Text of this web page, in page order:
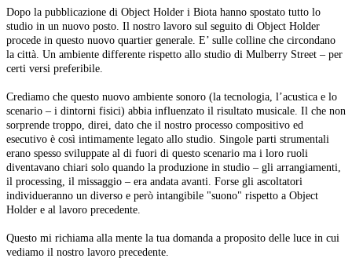
Dopo la pubblicazione di Object Holder i Biota hanno spostato tutto lo
studio in un nuovo posto. Il nostro lavoro sul seguito di Object Holder
procede in questo nuovo quartier generale. E’ sulle colline che circondano
la città. Un ambiente differente rispetto allo studio di Mulberry Street – per
certi versi preferibile.
Crediamo che questo nuovo ambiente sonoro (la tecnologia, l’acustica e lo
scenario – i dintorni fisici) abbia influenzato il risultato musicale. Il che non
sorprende troppo, direi, dato che il nostro processo compositivo ed
esecutivo è così intimamente legato allo studio. Singole parti strumentali
erano spesso sviluppate al di fuori di questo scenario ma i loro ruoli
diventavano chiari solo quando la produzione in studio – gli arrangiamenti,
il processing, il missaggio – era andata avanti. Forse gli ascoltatori
individueranno un diverso e però intangibile "suono" rispetto a Object
Holder e al lavoro precedente.
Questo mi richiama alla mente la tua domanda a proposito delle luce in cui
vediamo il nostro lavoro precedente.